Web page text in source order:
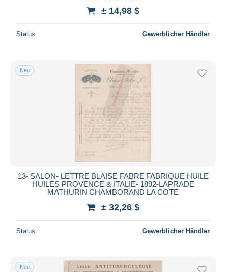
± 14,98 $
Status Gewerblicher Händler
Neu
13- SALON- LETTRE BLAISE FABRE FABRIQUE HUILE
HUILES PROVENCE & ITALIE- 1892-LAPRADE
MATHURIN CHAMBORAND LA COTE
± 32,26 $
Status Gewerblicher Händler
Neu